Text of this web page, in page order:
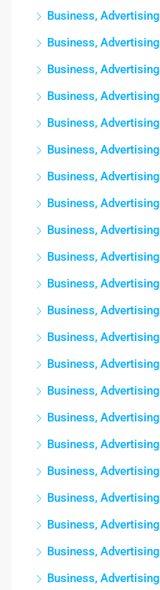
Business, Advertising
Business, Advertising
Business, Advertising
Business, Advertising
Business, Advertising
Business, Advertising
Business, Advertising
Business, Advertising
Business, Advertising
Business, Advertising
Business, Advertising
Business, Advertising
Business, Advertising
Business, Advertising
Business, Advertising
Business, Advertising
Business, Advertising
Business, Advertising
Business, Advertising
Business, Advertising
Business, Advertising
Business, Advertising